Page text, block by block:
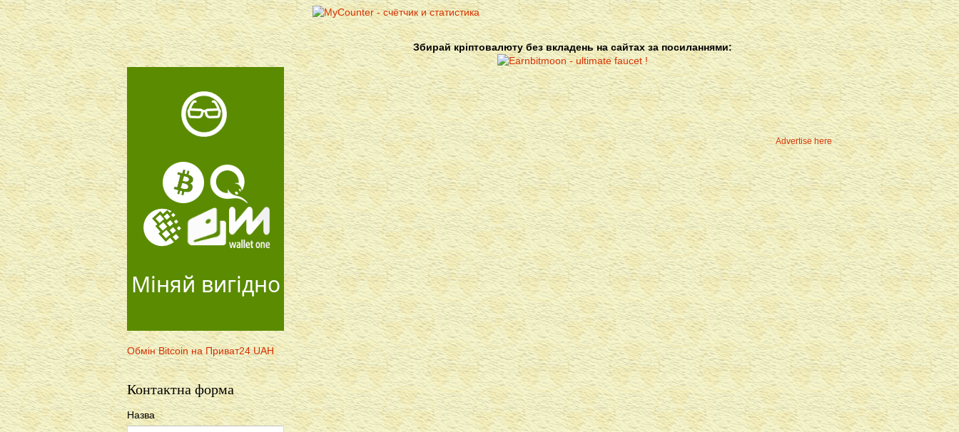
Збирай кріптовалюту без вкладень на сайтах за посиланнями:
Advertise here
Міняй вигідно
Обмін Bitcoin на Приват24 UAH
Контактна форма
Назва